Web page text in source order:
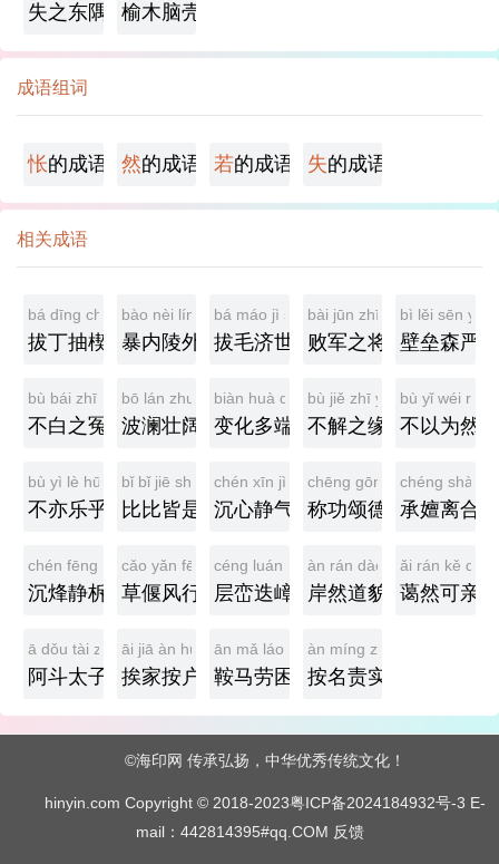
失之东隅，收之桑榆
榆木脑壳
成语组词
怅的成语 然的成语 若的成语 失的成语
相关成语
bá dīng chōu xiē
拔丁抽楔
bào nèi líng wài
暴内陵外
bá máo jì shì
拔毛济世
bài jūn zhī jiàng
败军之将
bì lěi sēn yán
壁垒森严
bù bái zhī yuān
不白之冤
bō lán zhuàng kuò
波澜壮阔
biàn huà duō duān
变化多端
bù jiě zhī yuán
不解之缘
bù yǐ wéi rán
不以为然
bù yì lè hū
不亦乐乎
bǐ bǐ jiē shì
比比皆是
chén xīn jìng qì
沉心静气
chēng gōng sòng dé
称功颂德
chéng shàn lí
承嬗离合
chén fēng jìng tuò
沉烽静柝
cǎo yǎn fēng xíng
草偃风行
céng luán dié zhàng
层峦迭嶂
àn rán dào mào
岸然道貌
ǎi rán kě qīn
蔼然可亲
ā dǒu tài zǐ
阿斗太子
āi jiā àn hù
挨家按户
ān mǎ láo kùn
鞍马劳困
àn míng zé shí
按名责实
©海印网 传承弘扬，中华优秀传统文化！
hinyin.com Copyright © 2018-2023粤ICP备2024184932号-3 E-
mail：442814395#qq.COM 反馈